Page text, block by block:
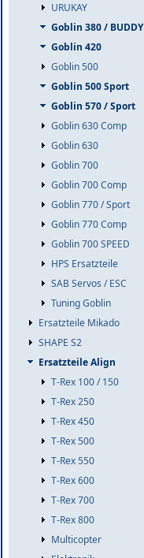
URUKAY
Goblin 380 / BUDDY
Goblin 420
Goblin 500
Goblin 500 Sport
Goblin 570 / Sport
Goblin 630 Comp
Goblin 630
Goblin 700
Goblin 700 Comp
Goblin 770 / Sport
Goblin 770 Comp
Goblin 700 SPEED
HPS Ersatzteile
SAB Servos / ESC
Tuning Goblin
Ersatzteile Mikado
SHAPE S2
Ersatzteile Align
T-Rex 100 / 150
T-Rex 250
T-Rex 450
T-Rex 500
T-Rex 550
T-Rex 600
T-Rex 700
T-Rex 800
Multicopter